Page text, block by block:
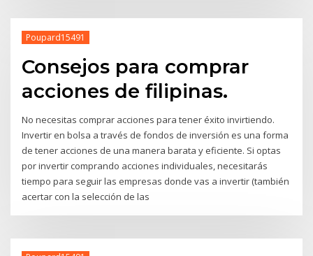
Poupard15491
Consejos para comprar
acciones de filipinas.
No necesitas comprar acciones para tener éxito invirtiendo.
Invertir en bolsa a través de fondos de inversión es una forma
de tener acciones de una manera barata y eficiente. Si optas
por invertir comprando acciones individuales, necesitarás
tiempo para seguir las empresas donde vas a invertir (también
acertar con la selección de las